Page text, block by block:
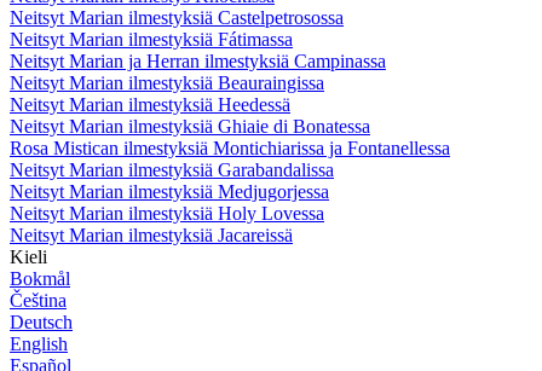
Neitsyt Marian ilmestyksiä Castelpetrosossa
Neitsyt Marian ilmestyksiä Fátimassa
Neitsyt Marian ja Herran ilmestyksiä Campinassa
Neitsyt Marian ilmestyksiä Beauraingissa
Neitsyt Marian ilmestyksiä Heedessä
Neitsyt Marian ilmestyksiä Ghiaie di Bonatessa
Rosa Mistican ilmestyksiä Montichiarissa ja Fontanellessa
Neitsyt Marian ilmestyksiä Garabandalissa
Neitsyt Marian ilmestyksiä Medjugorjessa
Neitsyt Marian ilmestyksiä Holy Lovessa
Neitsyt Marian ilmestyksiä Jacareissä
Kieli
Bokmål
Čeština
Deutsch
English
Español